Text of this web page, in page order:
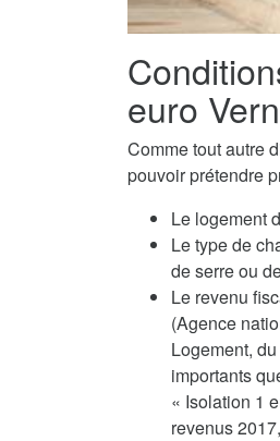
euro
Comme tout autre
pouvoir prétendre
Le logement
Le type de
de serre ou
Le revenu
(Agence
Logement,
importants
« Isolation 1
revenus